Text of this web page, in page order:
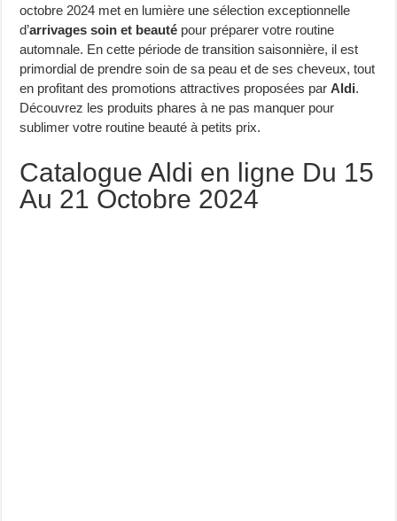
octobre 2024 met en lumière une sélection exceptionnelle
d’arrivages soin et beauté pour préparer votre routine
automnale. En cette période de transition saisonnière, il est
primordial de prendre soin de sa peau et de ses cheveux, tout
en profitant des promotions attractives proposées parAldi.
Découvrez les produits phares à ne pas manquer pour
sublimer votre routine beauté à petits prix.
Catalogue Aldi en ligne Du 15
Au 21 Octobre 2024